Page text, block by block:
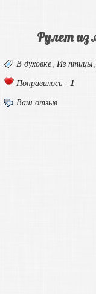
Рулет из
В духовке Из птицы
Понравилось -1
Ваш отзыв